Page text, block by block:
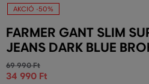
AKCIÓ -50%
FARMER GANT SLIM
JEANS DARK BLUE
69 990 Ft
34 990 Ft